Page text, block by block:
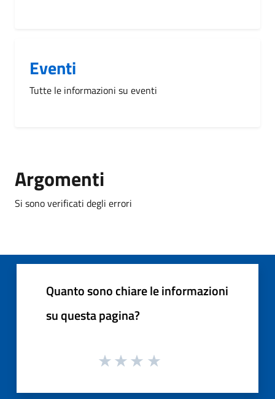
Eventi
Tutte le informazioni su eventi
Argomenti
Si sono verificati degli errori
Quanto sono chiare le informazioni
su questa pagina?